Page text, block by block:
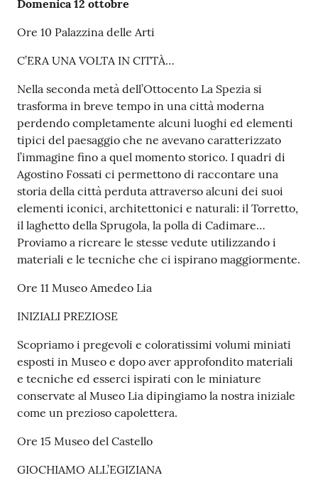
Domenica 12 ottobre
Ore 10 Palazzina delle Arti
C’ERA UNA VOLTA IN CITTÀ…
Nella seconda metà dell’Ottocento La Spezia si
trasforma in breve tempo in una città moderna
perdendo completamente alcuni luoghi ed elementi
tipici del paesaggio che ne avevano caratterizzato
l’immagine fino a quel momento storico. I quadri di
Agostino Fossati ci permettono di raccontare una
storia della città perduta attraverso alcuni dei suoi
elementi iconici, architettonici e naturali: il Torretto,
il laghetto della Sprugola, la polla di Cadimare…
Proviamo a ricreare le stesse vedute utilizzando i
materiali e le tecniche che ci ispirano maggiormente.
Ore 11 Museo Amedeo Lia
INIZIALI PREZIOSE
Scopriamo i pregevoli e coloratissimi volumi miniati
esposti in Museo e dopo aver approfondito materiali
e tecniche ed esserci ispirati con le miniature
conservate al Museo Lia dipingiamo la nostra iniziale
come un prezioso capolettera.
Ore 15 Museo del Castello
GIOCHIAMO ALL’EGIZIANA